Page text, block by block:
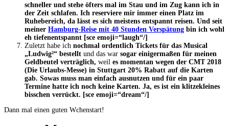
schneller und stehe öfters mal im Stau und im Zug kann ich in
der Zeit schlafen. Ich reserviere mir immer einen Platz im
Ruhebereich, da lässt es sich meistens entspannt reisen. Und seit
meiner Hamburg-Reise mit 40 Stunden Verspätung bin ich wohl
eh tiefenentspannt [sce emoji=“laugh“/]
Zuletzt habe ich nochmal ordentlich Tickets für das Musical
„Ludwig²“ bestellt und das war sogar einigermaßen für meinen
Geldbeutel verträglich, weil es momentan wegen der CMT 2018
(Die Urlaubs-Messe) in Stuttgart 20% Rabatt auf die Karten
gab. Sowas muss man einfach ausnutzen und für ein paar
Termine hatte ich noch keine Karten. Ja, es ist ein klitzekleines
bisschen verrückt. [sce emoji=“dream“/]
Dann mal einen guten Wchenstart!